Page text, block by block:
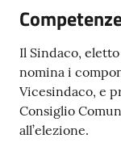
5x1000
Servizi
on-
line
Il Sindaco,
nomina i
Vicesindaco, e
Consiglio
all’elezione.